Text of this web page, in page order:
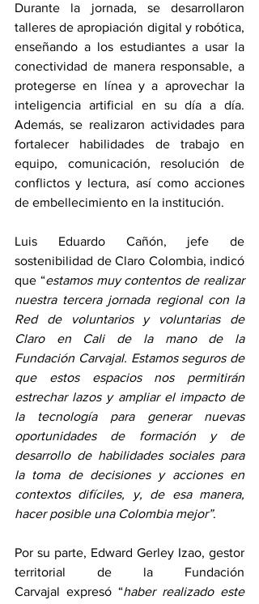
Durante la jornada, se desarrollaron
talleres de apropiación digital y robótica,
enseñando a los estudiantes a usar la
conectividad de manera responsable, a
protegerse en línea y a aprovechar la
inteligencia artificial en su día a día.
Además, se realizaron actividades para
fortalecer habilidades de trabajo en
equipo, comunicación, resolución de
conflictos y lectura, así como acciones
de embellecimiento en la institución.
Luis Eduardo Cañón, jefe de
sostenibilidad de Claro Colombia, indicó
que “estamos muy contentos de realizar
nuestra tercera jornada regional con la
Red de voluntarios y voluntarias de
Claro en Cali de la mano de la
Fundación Carvajal. Estamos seguros de
que estos espacios nos permitirán
estrechar lazos y ampliar el impacto de
la tecnología para generar nuevas
oportunidades de formación y de
desarrollo de habilidades sociales para
la toma de decisiones y acciones en
contextos difíciles, y, de esa manera,
hacer posible una Colombia mejor”.
Por su parte, Edward Gerley Izao, gestor
territorial de la Fundación
Carvajal expresó “haber realizado este